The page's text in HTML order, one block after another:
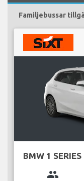
Familjebussar
BMW 1 SERIES
group